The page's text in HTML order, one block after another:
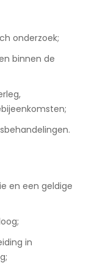
onderzoek;
binnen de
en een geldige
in